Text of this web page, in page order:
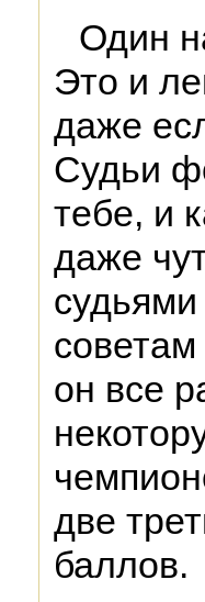
Один
Это и
даже
Судьи
тебе, и
даже
он все
две
баллов.